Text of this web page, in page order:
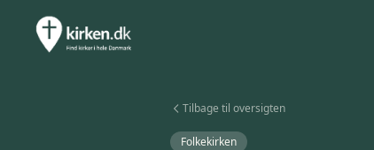
Tilbage til oversigten
Folkekirken